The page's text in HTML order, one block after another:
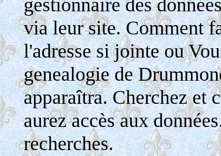
gestionnaire des
via leur site. Comment
l'adresse si jointe ou
genealogie de
apparaîtra. Cherchez et
aurez accès aux
recherches.